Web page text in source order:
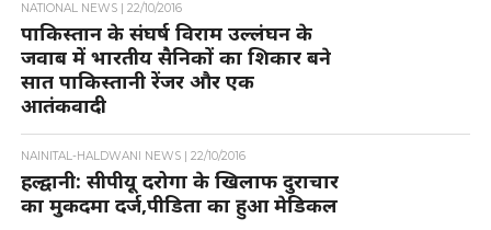
NATIONAL NEWS | 22/10/2016
पाकिस्तान के संघर्ष विराम उल्लंघन के
जवाब में भारतीय सैनिकों का शिकार बने
सात पाकिस्तानी रेंजर और एक
आतंकवादी
NAINITAL-HALDWANI NEWS | 22/10/2016
हल्द्वानी: सीपीयू दरोगा के खिलाफ दुराचार
का मुकदमा दर्ज,पीडिता का हुआ मेडिकल